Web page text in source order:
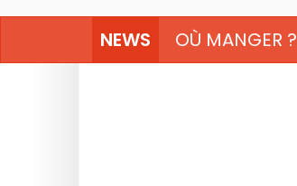
NEWS OÙ MANGER ?